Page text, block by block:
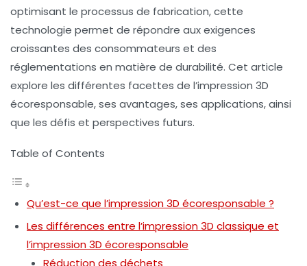
optimisant le processus de fabrication, cette
technologie permet de répondre aux exigences
croissantes des consommateurs et des
réglementations en matière de durabilité. Cet article
explore les différentes facettes de l’impression 3D
écoresponsable, ses avantages, ses applications, ainsi
que les défis et perspectives futurs.
Table of Contents
Qu’est-ce que l’impression 3D écoresponsable ?
Les différences entre l’impression 3D classique et
l’impression 3D écoresponsable
Réduction des déchets